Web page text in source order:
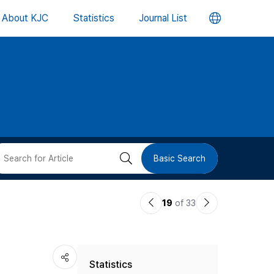
About KJC Statistics Journal List 언
버
검 Basic Search
이19 of 33
다
Statistics